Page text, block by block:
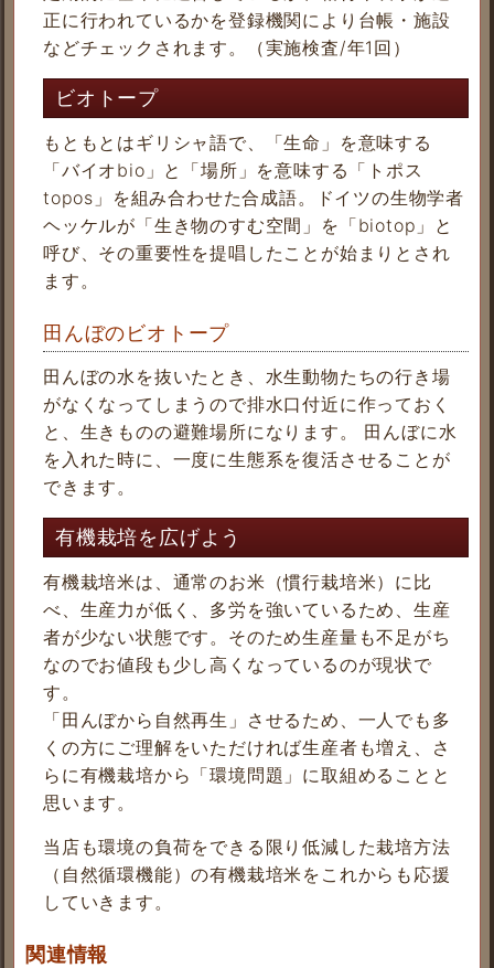
正に行われているかを登録機関により台帳・施設
などチェックされます。（実施検査/年1回）
ビオトープ
もともとはギリシャ語で、「生命」を意味する
「バイオbio」と「場所」を意味する「トポス
topos」を組み合わせた合成語。ドイツの生物学者
ヘッケルが「生き物のすむ空間」を「biotop」と
呼び、その重要性を提唱したことが始まりとされ
ます。
田んぼのビオトープ
田んぼの水を抜いたとき、水生動物たちの行き場
がなくなってしまうので排水口付近に作っておく
と、生きものの避難場所になります。 田んぼに水
を入れた時に、一度に生態系を復活させることが
できます。
有機栽培を広げよう
有機栽培米は、通常のお米（慣行栽培米）に比
べ、生産力が低く、多労を強いているため、生産
者が少ない状態です。そのため生産量も不足がち
なのでお値段も少し高くなっているのが現状で
す。
「田んぼから自然再生」させるため、一人でも多
くの方にご理解をいただければ生産者も増え、さ
らに有機栽培から「環境問題」に取組めることと
思います。
当店も環境の負荷をできる限り低減した栽培方法
（自然循環機能）の有機栽培米をこれからも応援
していきます。
関連情報